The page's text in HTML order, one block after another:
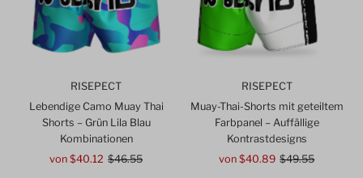
RISEPECT
Lebendige Camo Muay Thai
Shorts – Grün Lila Blau
Kombinationen
Angebotspreis
von $40.12 Regulärer
$46.55
RISEPECT
Muay-Thai-Shorts mit geteiltem
Farbpanel – Auffällige
Kontrastdesigns
Angebotspreis
von $40.89 Regulärer
$49.55